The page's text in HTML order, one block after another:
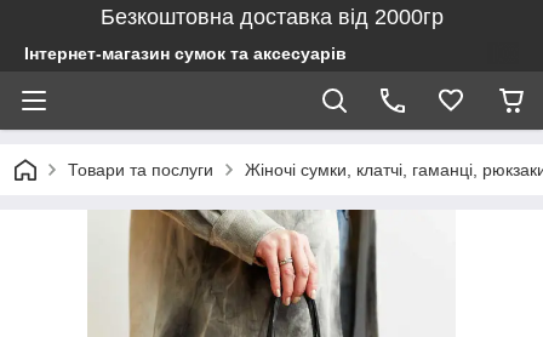
Безкоштовна доставка від 2000гр
Інтернет-магазин сумок та аксесуарів
Товари та послуги Жіночі сумки, клатчі, гаманці,